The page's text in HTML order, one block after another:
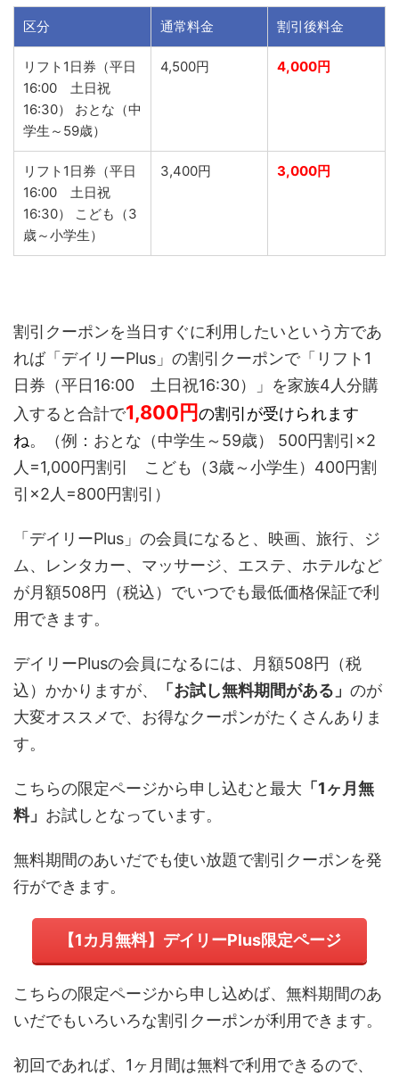
区分 通常料金 割引後料金
リフト1日券（平日
16:00 土日祝
16:30） おとな（中
学生～59歳）
4,500円 4,000円
リフト1日券（平日
16:00 土日祝
16:30） こども（3
歳～小学生）
3,400円 3,000円
割引クーポンを当日すぐに利用したいという方であ
れば「デイリーPlus」の割引クーポンで「リフト1
日券（平日16:00 土日祝16:30）」を家族4人分購
入すると合計で1,800円の割引が受けられます
ね。（例：おとな（中学生～59歳） 500円割引×2
人=1,000円割引 こども（3歳～小学生）400円割
引×2人=800円割引）
「デイリーPlus」の会員になると、映画、旅行、ジ
ム、レンタカー、マッサージ、エステ、ホテルなど
が月額508円 （税込） でいつでも最低価格保証で利
用できます。
デイリーPlusの会員になるには、
月額508円（税
込） かかりますが、 「お試し無料期間がある」 のが
大変オススメで、お得なクーポンがたくさんありま
す。
こちらの限定ページから申し込むと最大 「1ヶ月無
料」 お試しとなっています。
無料期間のあいだでも使い放題で割引クーポンを発
行ができます。
【1カ月無料】デイリーPlus限定ページ
こちらの限定ページから申し込めば、無料期間のあ
いだでもいろいろな割引クーポンが利用できます。
初回であれば、1ヶ月間は無料で利用できるので、